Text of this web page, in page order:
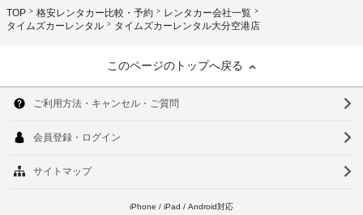
TOP 格安レンタカー比較・予約
レンタカー会社一覧
タイムズカーレンタル
タイムズカーレンタル大分空港店
このページのトップへ戻る